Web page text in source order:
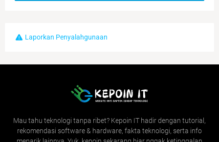
Laporkan Penyalahgunaan
Mau tahu teknologi tanpa ribet? Kepoin IT hadir dengan tutorial,
rekomendasi software & hardware, fakta teknologi, serta info